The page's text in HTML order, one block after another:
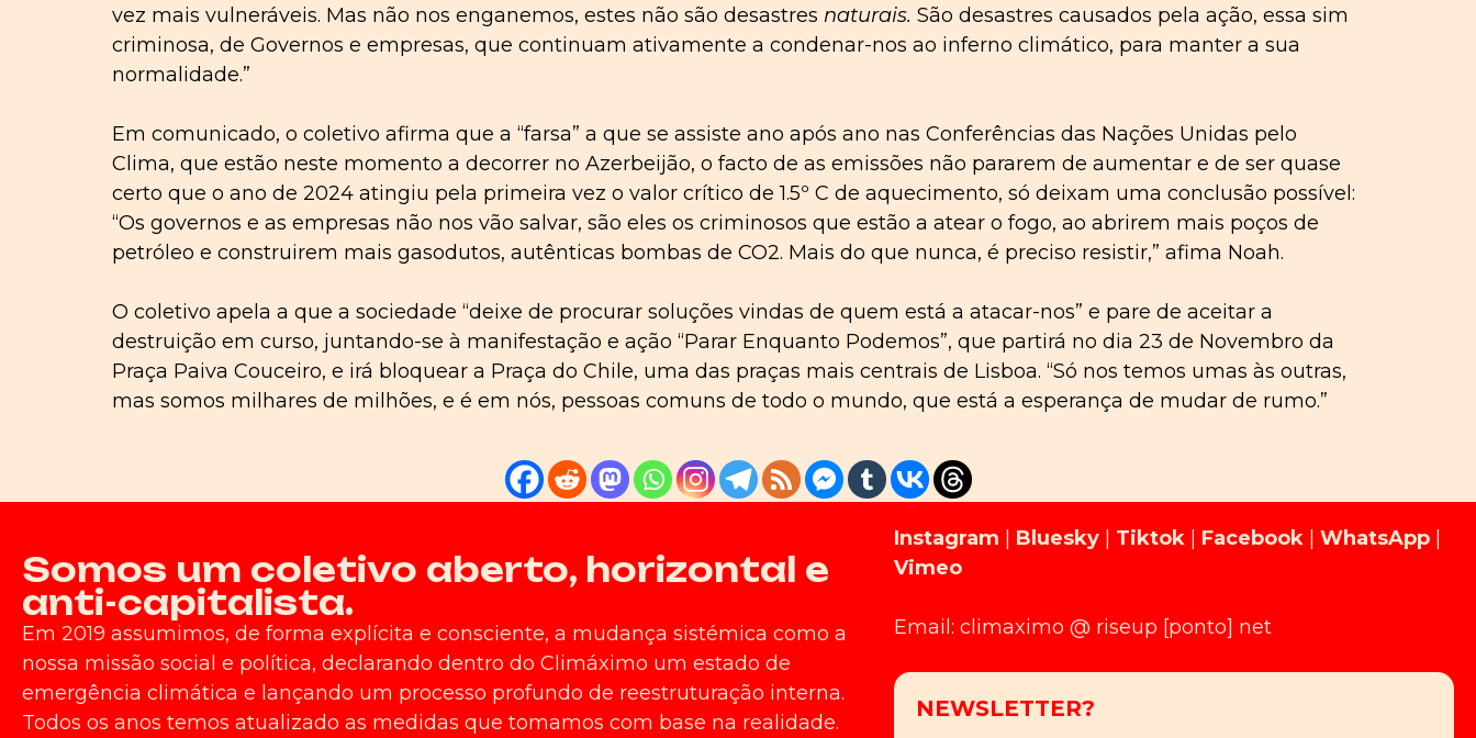
vez mais vulneráveis. Mas não nos enganemos, estes não são desastres naturais. São desastres causados pela ação, essa sim
criminosa, de Governos e empresas, que continuam ativamente a condenar-nos ao inferno climático, para manter a sua
normalidade.”
Em comunicado, o coletivo afirma que a “farsa” a que se assiste ano após ano nas Conferências das Nações Unidas pelo
Clima, que estão neste momento a decorrer no Azerbeijão, o facto de as emissões não pararem de aumentar e de ser quase
certo que o ano de 2024 atingiu pela primeira vez o valor crítico de 1.5º C de aquecimento, só deixam uma conclusão possível:
“Os governos e as empresas não nos vão salvar, são eles os criminosos que estão a atear o fogo, ao abrirem mais poços de
petróleo e construirem mais gasodutos, autênticas bombas de CO2. Mais do que nunca, é preciso resistir,” afima Noah.
O coletivo apela a que a sociedade “deixe de procurar soluções vindas de quem está a atacar-nos” e pare de aceitar a
destruição em curso, juntando-se à manifestação e ação “Parar Enquanto Podemos”, que partirá no dia 23 de Novembro da
Praça Paiva Couceiro, e irá bloquear a Praça do Chile, uma das praças mais centrais de Lisboa. “Só nos temos umas às outras,
mas somos milhares de milhões, e é em nós, pessoas comuns de todo o mundo, que está a esperança de mudar de rumo.”
Somos um coletivo aberto, horizontal e
anti-capitalista.
Em 2019 assumimos, de forma explícita e consciente, a mudança sistémica como a
nossa missão social e política, declarando dentro do Climáximo um estado de
emergência climática e lançando um processo profundo de reestruturação interna.
Todos os anos temos atualizado as medidas que tomamos com base na realidade.
Instagram Bluesky| Tiktok| Facebook| WhatsApp|
Vimeo
Email: climaximo @ riseup [ponto] net